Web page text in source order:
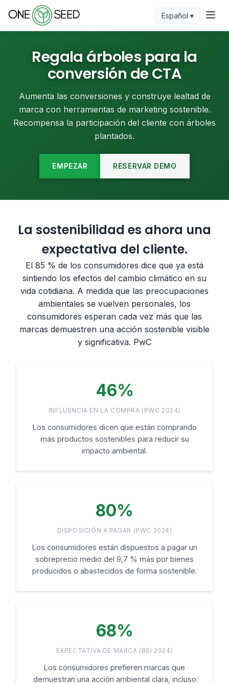
Español ▾
Regala árboles para la
conversión de CTA
Aumenta las conversiones y construye lealtad de
marca con herramientas de marketing sostenible.
Recompensa la participación del cliente con árboles
plantados.
EMPEZAR RESERVAR DEMO
La sostenibilidad es ahora una
expectativa del cliente.
El 85 % de los consumidores dice que ya está
sintiendo los efectos del cambio climático en su
vida cotidiana. A medida que las preocupaciones
ambientales se vuelven personales, los
consumidores esperan cada vez más que las
marcas demuestren una acción sostenible visible
y significativa. PwC
46%
INFLUENCIA EN LA COMPRA (PWC 2024)
Los consumidores dicen que están comprando
más productos sostenibles para reducir su
impacto ambiental.
80%
DISPOSICIÓN A PAGAR (PWC 2024)
Los consumidores están dispuestos a pagar un
sobreprecio medio del 9,7 % más por bienes
producidos o abastecidos de forma sostenible.
68%
EXPECTATIVA DE MARCA (BSI 2024)
Los consumidores prefieren marcas que
demuestran una acción ambiental clara, incluso